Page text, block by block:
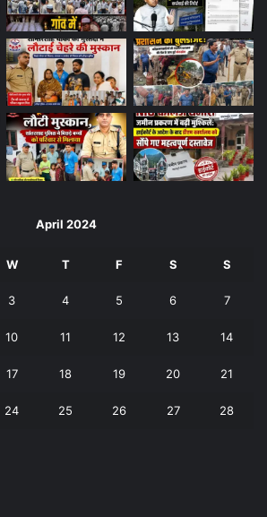
April 2024
W T F S S
3 4 5 6 7
10 11 12 13 14
17 18 19 20 21
24 25 26 27 28